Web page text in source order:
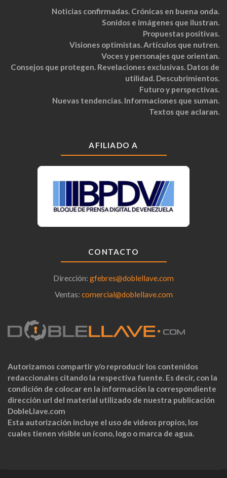
Noticias confirmadas. Crónicas en buena onda.
Sonidos e imágenes que ilustran.
Propuestas positivas.
Visiones optimistas. Artículos que nutren.
Voces y personajes que orientan.
Consejos que protegen. Revelaciones exclusivas. Datos de
utilidad. Descubrimientos.
Futuro y perspectivas.
Nuevas tendencias. Informaciones que suman.
Textos que aclaran.
AFILIADO A
CONTACTO
Dirección: gfebres@doblellave.com
Ventas: comercial@doblellave.com
Autorizamos compartir y/o reproducir los contenidos
redaccionales citando la respectiva fuente. Es decir, con la
condición de colocar en la información la correspondiente
dirección url del material utilizado de nuestra publicación
DobleLlave.com
Esta autorización incluye el uso de videos propios, los
cuales tienen visible un ícono, logo o marca de agua.